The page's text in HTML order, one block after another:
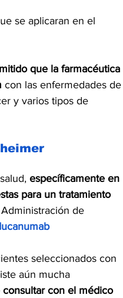
se aplicaran en el
que la farmacéutica
con las enfermedades
y varios tipos de
específicamente en
para un tratamiento
de
seleccionados con
aún mucha
con el médico